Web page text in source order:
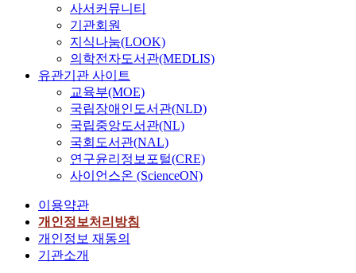
사서커뮤니티
기관회원
지식나눔(LOOK)
의학전자도서관(MEDLIS)
유관기관 사이트
교육부(MOE)
국립장애인도서관(NLD)
국립중앙도서관(NL)
국회도서관(NAL)
연구윤리정보포털(CRE)
사이언스온 (ScienceON)
이용약관
개인정보처리방침
개인정보 재동의
기관소개